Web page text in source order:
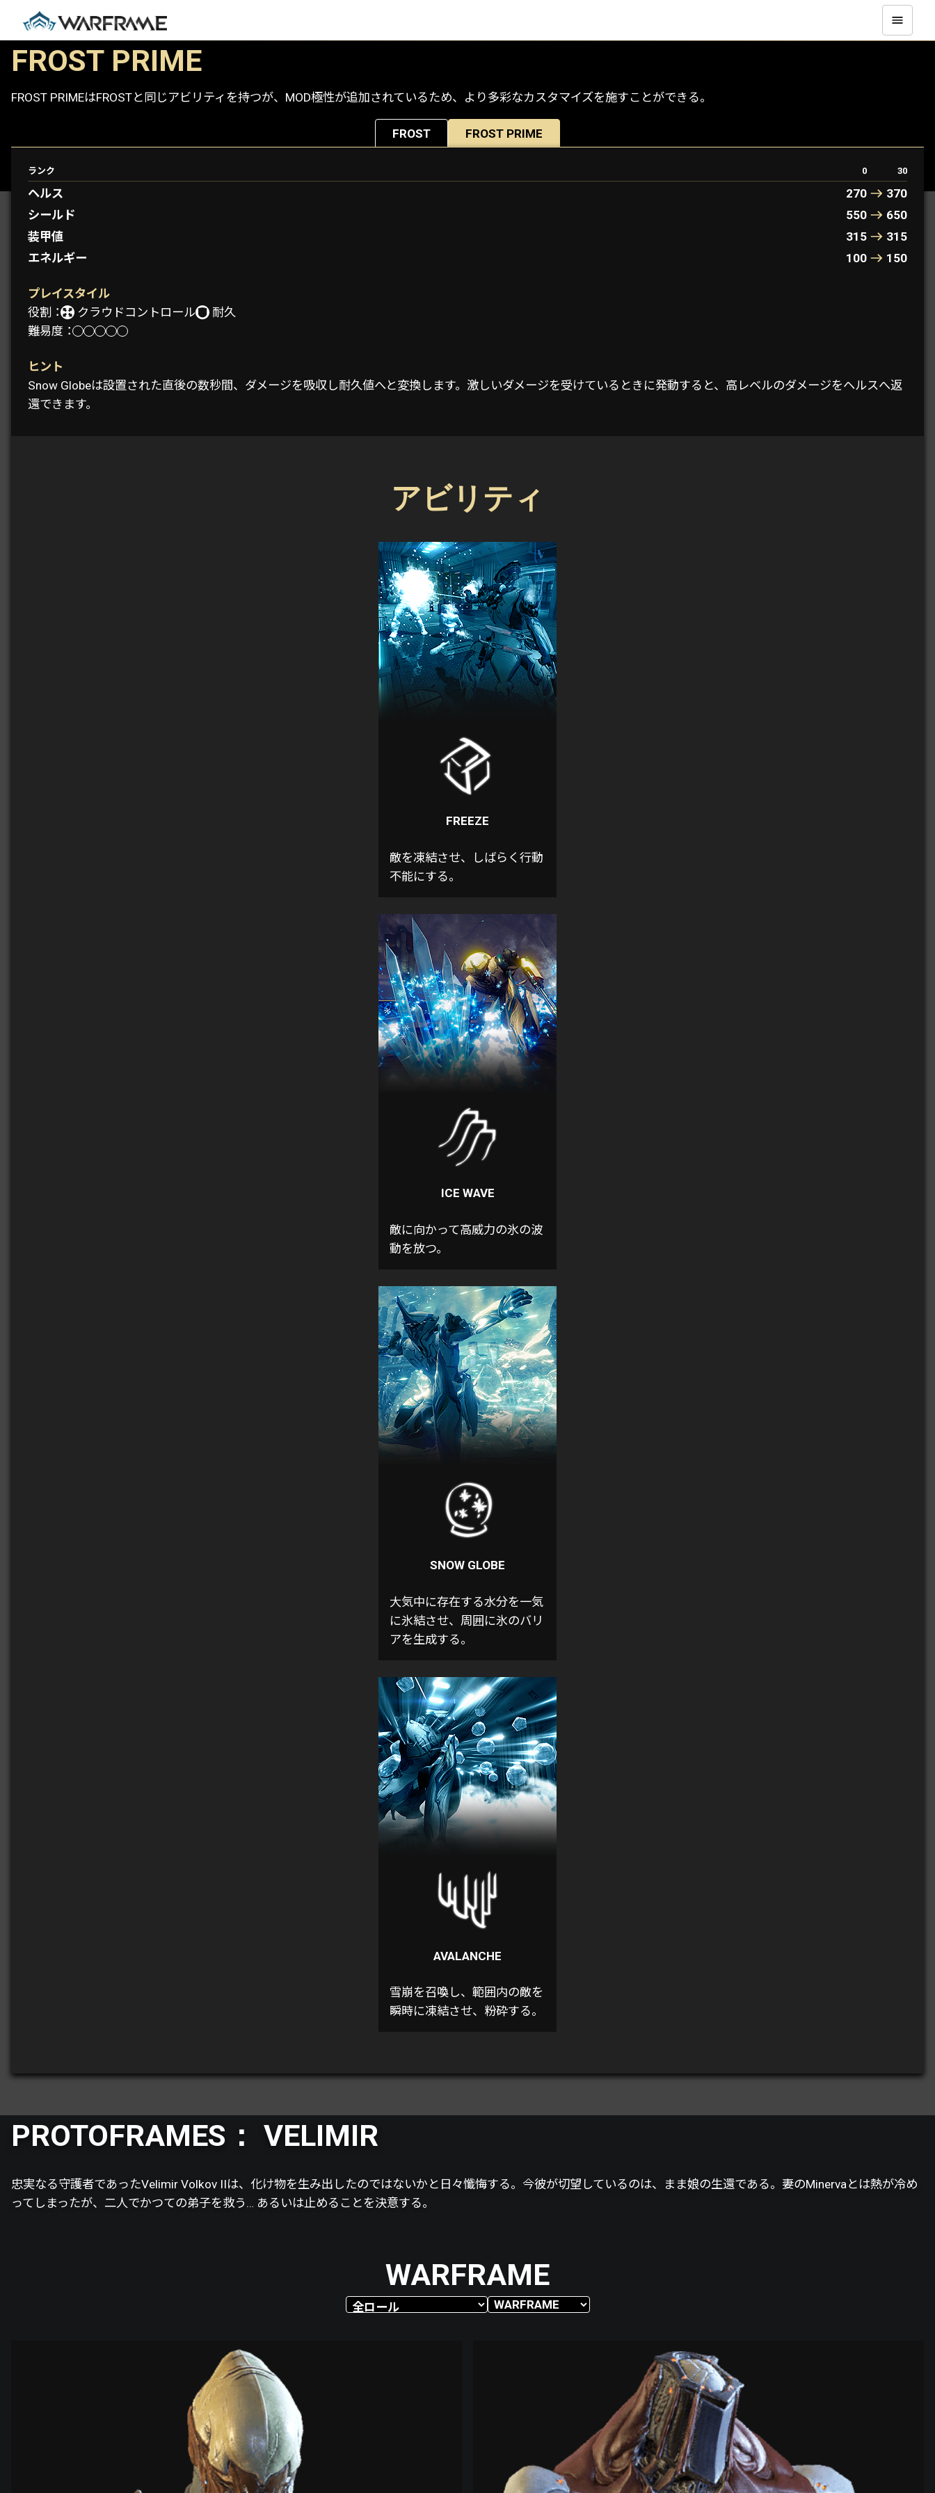
FROST PRIME
FROST PRIMEはFROSTと同じアビリティを持つが、MOD極性が追加されているため、より多彩なカスタマイズを施すことができる。
FROST FROST PRIME
PROTOFRAMES： VELIMIR
ランク 0 30
ヘルス 270
370
シールド
550
650
装甲値
315
315
エネルギー
100 150
プレイスタイル
役割：
クラウドコントロール
耐久
難易度：
ヒント
Snow Globeは設置された直後の数秒間、ダメージを吸収し耐久値へと変換します。激しいダメージを受けているときに発動すると、高レベルのダメージをヘルスへ返
還できます。
アビリティ
FREEZE
敵を凍結させ、しばらく行動
不能にする。
ICE WAVE
敵に向かって高威力の氷の波
動を放つ。
SNOW GLOBE
大気中に存在する水分を一気
に氷結させ、周囲に氷のバリ
アを生成する。
AVALANCHE
雪崩を召喚し、範囲内の敵を
瞬時に凍結させ、粉砕する。
PROTOFRAMES： VELIMIR
忠実なる守護者であったVelimir Volkov IIは、化け物を生み出したのではないかと日々懺悔する。今彼が切望しているのは、まま娘の生還である。妻のMinervaとは熱が冷め
ってしまったが、二人でかつての弟子を救う… あるいは止めることを決意する。
WARFRAME